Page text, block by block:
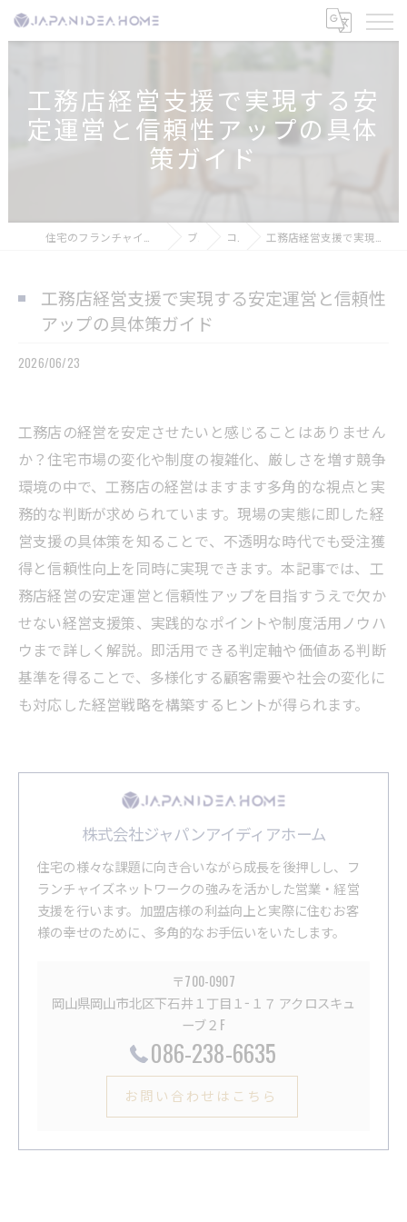
工務店経営支援で実現する安
定運営と信頼性アップの具体
策ガイド
ブログ コラム 工務店経営支援で実現する安定運営と信頼性アップの具体策ガイド
工務店経営支援で実現する安定運営と信頼性
アップの具体策ガイド
2026/06/23
工務店の経営を安定させたいと感じることはありません
か？住宅市場の変化や制度の複雑化、厳しさを増す競争
環境の中で、工務店の経営はますます多角的な視点と実
務的な判断が求められています。現場の実態に即した経
営支援の具体策を知ることで、不透明な時代でも受注獲
得と信頼性向上を同時に実現できます。本記事では、工
務店経営の安定運営と信頼性アップを目指すうえで欠か
せない経営支援策、実践的なポイントや制度活用ノウハ
ウまで詳しく解説。即活用できる判定軸や価値ある判断
基準を得ることで、多様化する顧客需要や社会の変化に
も対応した経営戦略を構築するヒントが得られます。
株式会社ジャパンアイディアホーム
住宅の様々な課題に向き合いながら成長を後押しし、フ
ランチャイズネットワークの強みを活かした営業・経営
支援を行います。加盟店様の利益向上と実際に住むお客
様の幸せのために、多角的なお手伝いをいたします。
〒700-0907
岡山県岡山市北区下石井１丁目１−１７ アクロスキュ
ーブ２F
086-238-6635
お問い合わせはこちら